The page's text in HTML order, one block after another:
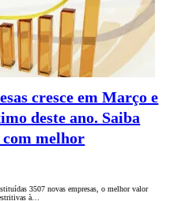
cresce em Março e
deste ano. Saiba
com melhor
3507 novas empresas, o melhor valor
à…